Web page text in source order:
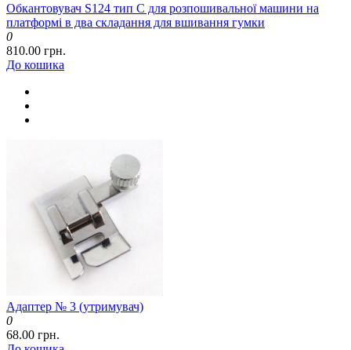
Обкантовувач S124 тип C для розпошивальної машини на
платформі в два складання для вшивання гумки
0
810.00 грн.
До кошика
Адаптер № 3 (утримувач)
0
68.00 грн.